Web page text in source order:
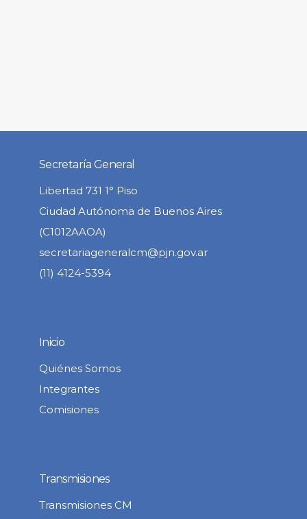
Secretaría General
Libertad 731 1° Piso
Ciudad Autónoma de Buenos Aires
(C1012AAOA)
secretariageneralcm@pjn.gov.ar
(11) 4124-5394
Inicio
Quiénes Somos
Integrantes
Comisiones
Transmisiones
Transmisiones CM